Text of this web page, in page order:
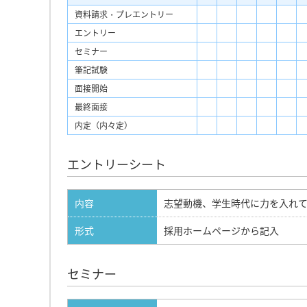
資料請求・プレエントリー
エントリー
セミナー
筆記試験
面接開始
最終面接
内定（内々定）
エントリーシート
内容
志望動機、学生時代に力を入れ
形式
採用ホームページから記入
セミナー